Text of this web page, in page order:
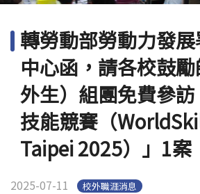
相關連結
English
轉勞動部勞動力發
中心函，請各校鼓
外生）組團免費參
技能競賽（
Taipei 2025）」1案
2025-07-11 校外職涯消息